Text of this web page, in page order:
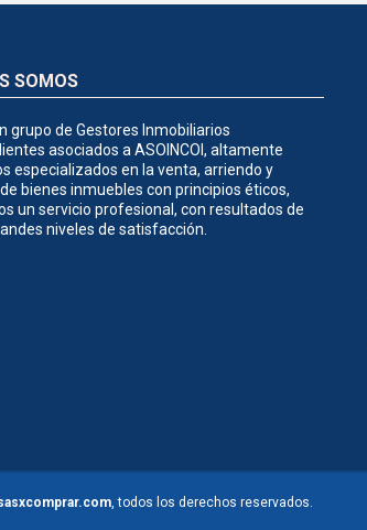
SOMOS
grupo de Gestores Inmobiliarios
asociados a ASOINCOI, altamente
especializados en la venta, arriendo y
bienes inmuebles con principios éticos,
un servicio profesional, con resultados de
niveles de satisfacción.
, todos los derechos reservados.